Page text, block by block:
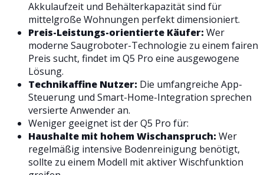
Akkulaufzeit und Behälterkapazität sind für
mittelgroße Wohnungen perfekt dimensioniert.
Preis-Leistungs-orientierte Käufer: Wer
moderne Saugroboter-Technologie zu einem fairen
Preis sucht, findet im Q5 Pro eine ausgewogene
Lösung.
Technikaffine Nutzer: Die umfangreiche App-
Steuerung und Smart-Home-Integration sprechen
versierte Anwender an.
Weniger geeignet ist der Q5 Pro für:
Haushalte mit hohem Wischanspruch: Wer
regelmäßig intensive Bodenreinigung benötigt,
sollte zu einem Modell mit aktiver Wischfunktion